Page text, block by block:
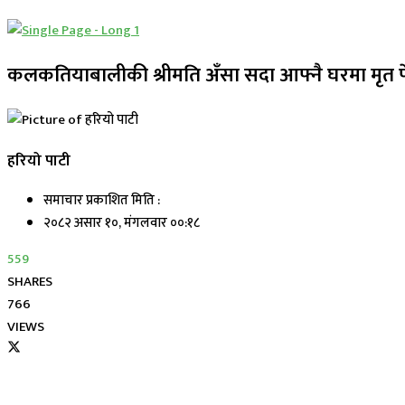
कलकतियाबालीकी श्रीमति अँसा सदा आफ्नै घरमा मृत
हरियो पाटी
समाचार प्रकाशित मिति :
२०८२ असार १०, मंगलवार ००:१८
559
SHARES
766
VIEWS